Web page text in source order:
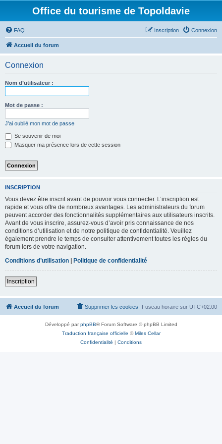
Office du tourisme de Topoldavie
FAQ Connexion
Inscription
Accueil du forum
Connexion
Nom d’utilisateur :
Mot de passe :
J’ai oublié mon mot de passe
Se souvenir de moi
Masquer ma présence lors de cette session
INSCRIPTION
Vous devez être inscrit avant de pouvoir vous connecter. L’inscription est
rapide et vous offre de nombreux avantages. Les administrateurs du forum
peuvent accorder des fonctionnalités supplémentaires aux utilisateurs inscrits.
Avant de vous inscrire, assurez-vous d’avoir pris connaissance de nos
conditions d’utilisation et de notre politique de confidentialité. Veuillez
également prendre le temps de consulter attentivement toutes les règles du
forum lors de votre navigation.
Conditions d’utilisation | Politique de confidentialité
Inscription
Accueil du forum Fuseau horaire sur UTC+02:00
Supprimer les cookies
Développé parphpBB® Forum Software © phpBB Limited
Traduction française officielle ©Miles Cellar
Confidentialité | Conditions